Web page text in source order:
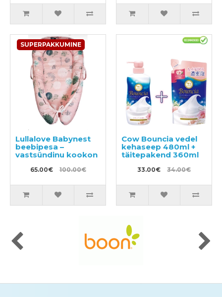
SUPERPAKKUMINE
Lullalove Babynest
beebipesa –
vastsündinu kookon
65.00€ 100.00€
Cow Bouncia vedel
kehaseep 480ml +
täitepakend 360ml
33.00€ 34.00€